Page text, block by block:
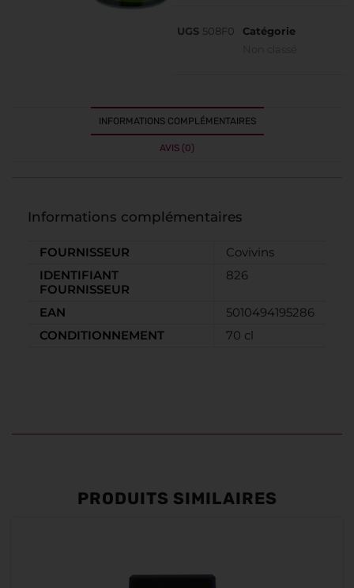
UGS 508F0
Catégorie
INFORMATIONS COMPLÉMENTAIRES
AVIS (0)
Informations complémentaires
FOURNISSEUR
Covivins
IDENTIFIANT
FOURNISSEUR
826
EAN
5010494195286
CONDITIONNEMENT
70 cl
PRODUITS SIMILAIRES